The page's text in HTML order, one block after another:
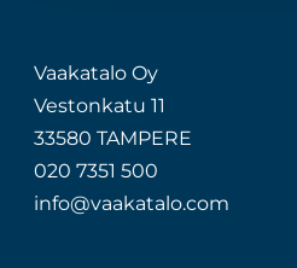
Vaakatalo Oy
Vestonkatu 11
33580 TAMPERE
020 7351 500
info@vaakatalo.com